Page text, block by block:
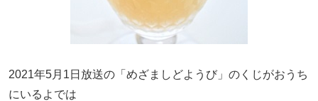
2021年5月1日放送の「めざましどようび」のくじがおうち
にいるよでは